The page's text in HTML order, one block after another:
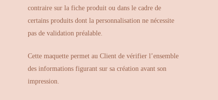
contraire sur la fiche produit ou dans le cadre de
certains produits dont la personnalisation ne nécessite
pas de validation préalable.
Cette maquette permet au Client de vérifier l’ensemble
des informations figurant sur sa création avant son
impression.